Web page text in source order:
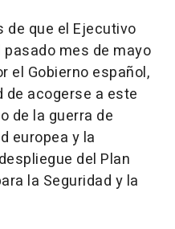
de que el Ejecutivo
mes de mayo
el Gobierno español,
acogerse a este
de la guerra de
europea y la
del Plan
la Seguridad y la